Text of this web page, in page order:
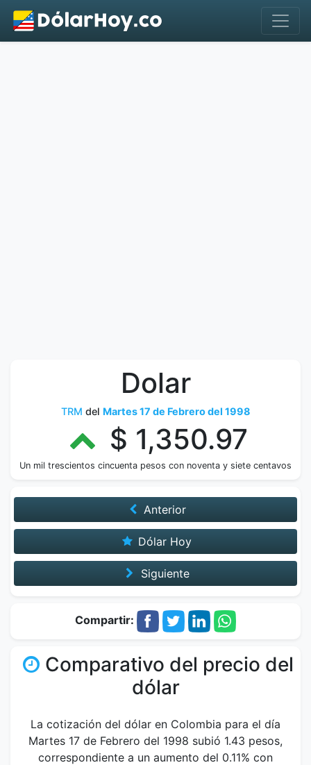
Dolar
TRM del Martes 17 de Febrero del 1998
$ 1,350.97
Un mil trescientos cincuenta pesos con noventa y siete centavos
Anterior
Dólar Hoy
Siguiente
Compartir:
Comparativo del precio del
dólar
La cotización del dólar en Colombia para el día
Martes 17 de Febrero del 1998 subió 1.43 pesos,
correspondiente a un aumento del 0.11% con